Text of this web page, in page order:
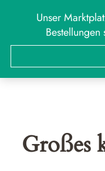
Unser
Suchen
Großes